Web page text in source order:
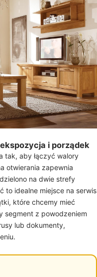
i porządek
tak, aby łączyć walory
otwierania zapewnia
na dwie strefy
to idealne miejsce na serwis
które chcemy mieć
segment z powodzeniem
lub dokumenty,